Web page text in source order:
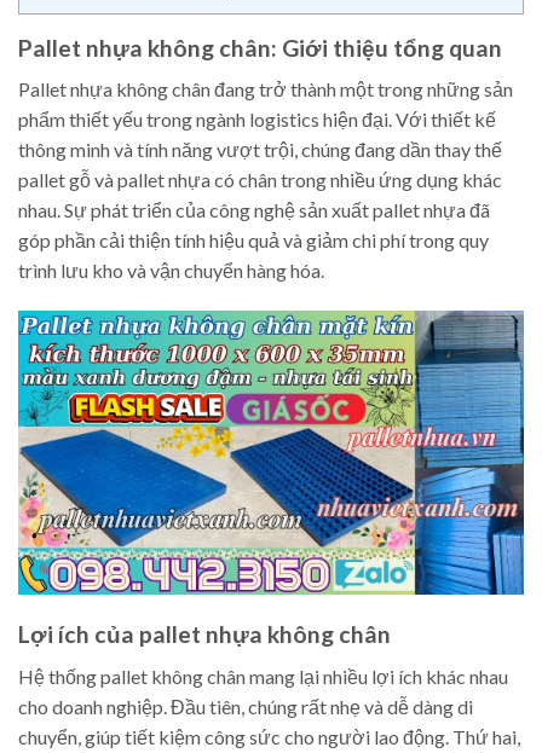
Pallet nhựa không chân: Giới thiệu tổng quan
Pallet nhựa không chân đang trở thành một trong những sản
phẩm thiết yếu trong ngành logistics hiện đại. Với thiết kế
thông minh và tính năng vượt trội, chúng đang dần thay thế
pallet gỗ và pallet nhựa có chân trong nhiều ứng dụng khác
nhau. Sự phát triển của công nghệ sản xuất pallet nhựa đã
góp phần cải thiện tính hiệu quả và giảm chi phí trong quy
trình lưu kho và vận chuyển hàng hóa.
Lợi ích của pallet nhựa không chân
Hệ thống pallet không chân mang lại nhiều lợi ích khác nhau
cho doanh nghiệp. Đầu tiên, chúng rất nhẹ và dễ dàng di
chuyển, giúp tiết kiệm công sức cho người lao động. Thứ hai,